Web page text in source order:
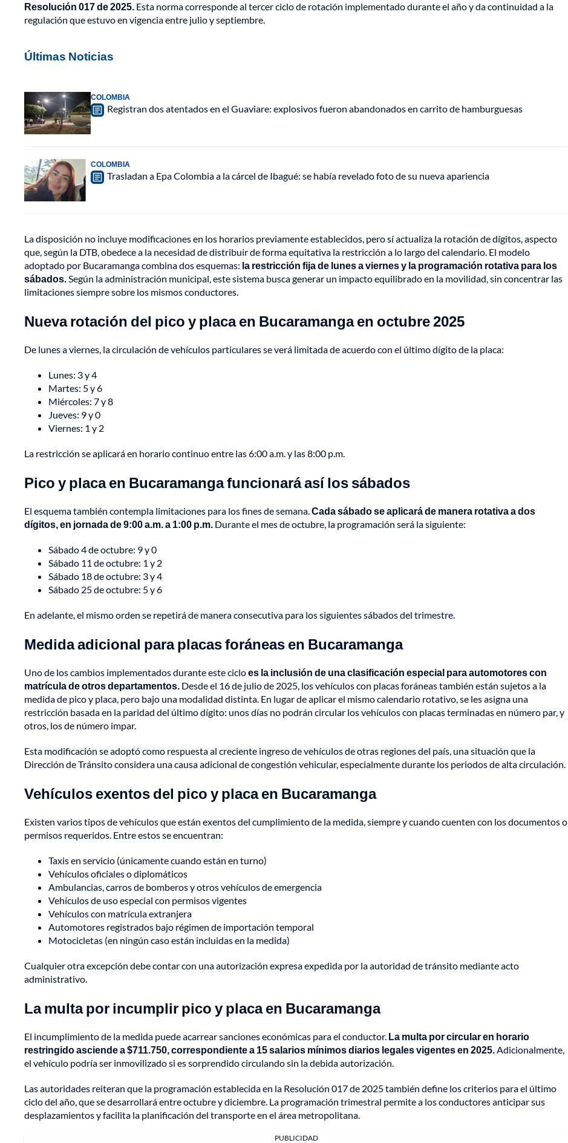
Resolución 017 de 2025. Esta norma corresponde al tercer ciclo de rotación implementado durante el año y da continuidad a la
regulación que estuvo en vigencia entre julio y septiembre.
Últimas Noticias
COLOMBIA
Registran dos atentados en el Guaviare: explosivos fueron abandonados en carrito de hamburguesas
COLOMBIA
Trasladan a Epa Colombia a la cárcel de Ibagué: se había revelado foto de su nueva apariencia
La disposición no incluye modificaciones en los horarios previamente establecidos, pero sí actualiza la rotación de dígitos, aspecto
que, según la DTB, obedece a la necesidad de distribuir de forma equitativa la restricción a lo largo del calendario. El modelo
adoptado por Bucaramanga combina dos esquemas: la restricción fija de lunes a viernes y la programación rotativa para los
sábados.Según la administración municipal, este sistema busca generar un impacto equilibrado en la movilidad, sin concentrar las
limitaciones siempre sobre los mismos conductores.
Nueva rotación del pico y placa en Bucaramanga en octubre 2025
De lunes a viernes, la circulación de vehículos particulares se verá limitada de acuerdo con el último dígito de la placa:
Lunes: 3 y 4
Martes: 5 y 6
Miércoles: 7 y 8
Jueves: 9 y 0
Viernes: 1 y 2
La restricción se aplicará en horario continuo entre las 6:00 a.m. y las 8:00 p.m.
Pico y placa en Bucaramanga funcionará así los sábados
El esquema también contempla limitaciones para los fines de semana.Cada sábado se aplicará de manera rotativa a dos
dígitos, en jornada de 9:00 a.m. a 1:00 p.m. Durante el mes de octubre, la programación será la siguiente:
Sábado 4 de octubre: 9 y 0
Sábado 11 de octubre: 1 y 2
Sábado 18 de octubre: 3 y 4
Sábado 25 de octubre: 5 y 6
En adelante, el mismo orden se repetirá de manera consecutiva para los siguientes sábados del trimestre.
Medida adicional para placas foráneas en Bucaramanga
Uno de los cambios implementados durante este cicloes la inclusión de una clasificación especial para automotores con
matrícula de otros departamentos. Desde el 16 de julio de 2025, los vehículos con placas foráneas también están sujetos a la
medida de pico y placa, pero bajo una modalidad distinta. En lugar de aplicar el mismo calendario rotativo, se les asigna una
restricción basada en la paridad del último dígito: unos días no podrán circular los vehículos con placas terminadas en número par, y
otros, los de número impar.
Esta modificación se adoptó como respuesta al creciente ingreso de vehículos de otras regiones del país, una situación que la
Dirección de Tránsito considera una causa adicional de congestión vehicular, especialmente durante los periodos de alta circulación.
Vehículos exentos del pico y placa en Bucaramanga
Existen varios tipos de vehículos que están exentos del cumplimiento de la medida, siempre y cuando cuenten con los documentos o
permisos requeridos. Entre estos se encuentran:
Taxis en servicio (únicamente cuando están en turno)
Vehículos oficiales o diplomáticos
Ambulancias, carros de bomberos y otros vehículos de emergencia
Vehículos de uso especial con permisos vigentes
Vehículos con matrícula extranjera
Automotores registrados bajo régimen de importación temporal
Motocicletas (en ningún caso están incluidas en la medida)
Cualquier otra excepción debe contar con una autorización expresa expedida por la autoridad de tránsito mediante acto
administrativo.
La multa por incumplir pico y placa en Bucaramanga
El incumplimiento de la medida puede acarrear sanciones económicas para el conductor. La multa por circular en horario
restringido asciende a $711.750, correspondiente a 15 salarios mínimos diarios legales vigentes en 2025.Adicionalmente,
el vehículo podría ser inmovilizado si es sorprendido circulando sin la debida autorización.
Las autoridades reiteran que la programación establecida en la Resolución 017 de 2025 también define los criterios para el último
ciclo del año, que se desarrollará entre octubre y diciembre. La programación trimestral permite a los conductores anticipar sus
desplazamientos y facilita la planificación del transporte en el área metropolitana.
PUBLICIDAD